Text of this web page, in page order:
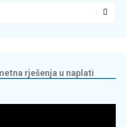
rješenja u naplati